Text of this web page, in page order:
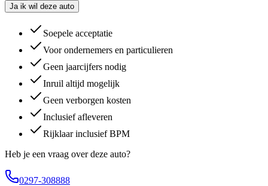
Ja ik wil deze auto
Soepele acceptatie
Voor ondernemers en particulieren
Geen jaarcijfers nodig
Inruil altijd mogelijk
Geen verborgen kosten
Inclusief afleveren
Rijklaar inclusief BPM
Heb je een vraag over deze auto?
0297-308888